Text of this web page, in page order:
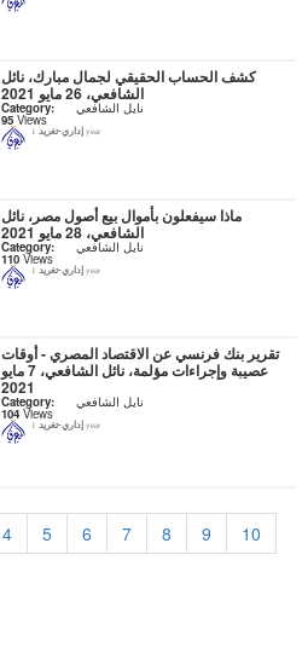
كشف الحساب الحقيقي لجمال مبارك، نائل
الشافعي، 26 مايو 2021
Category: نايل الشافعي
95 Views
إداري-تغريد 1 year
ماذا سيفعلون بأموال بيع أصول مصر، نائل
الشافعي، 28 مايو 2021
Category: نايل الشافعي
110 Views
إداري-تغريد 1 year
تقرير بنك فرنسي عن الاقتصاد المصري - أوقات
عصيبة وإجراءات مؤلمة، نائل الشافعي، 7 مايو
2021
Category: نايل الشافعي
104 Views
إداري-تغريد 1 year
4 5 6 7 8 9
10